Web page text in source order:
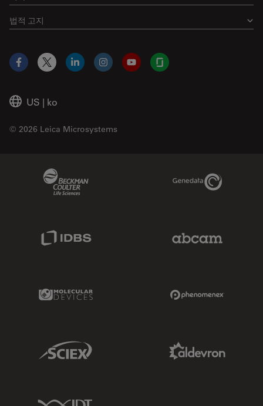
법적 고지
US | ko
© 2026 Leica Microsystems
Facebook
X LinkedInInstagramYouTubeGlassdoor
Genedata Link
Molecular Devices Link
Sciex Link
IDT Link